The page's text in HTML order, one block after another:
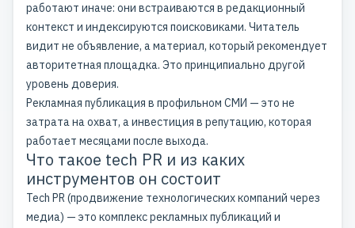
работают иначе: они встраиваются в редакционный
контекст и индексируются поисковиками. Читатель
видит не объявление, а материал, который рекомендует
авторитетная площадка. Это принципиально другой
уровень доверия.
Рекламная публикация в профильном СМИ — это не
затрата на охват, а инвестиция в репутацию, которая
работает месяцами после выхода.
Что такое tech PR и из каких
инструментов он состоит
Tech PR (продвижение технологических компаний через
медиа) — это комплекс рекламных публикаций и